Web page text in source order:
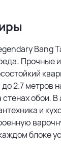
Bang
Прочные
2.7 метров
обои.
и
блоке